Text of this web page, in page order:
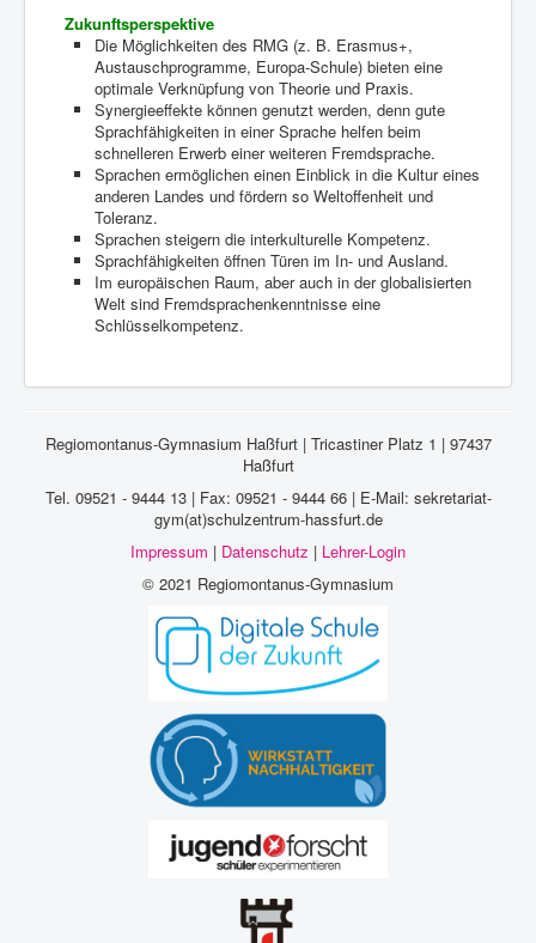
Zukunftsperspektive
Die Möglichkeiten des RMG (z. B. Erasmus+,
Austauschprogramme, Europa-Schule) bieten eine
optimale Verknüpfung von Theorie und Praxis.
Synergieeffekte können genutzt werden, denn gute
Sprachfähigkeiten in einer Sprache helfen beim
schnelleren Erwerb einer weiteren Fremdsprache.
Sprachen ermöglichen einen Einblick in die Kultur eines
anderen Landes und fördern so Weltoffenheit und
Toleranz.
Sprachen steigern die interkulturelle Kompetenz.
Sprachfähigkeiten öffnen Türen im In- und Ausland.
Im europäischen Raum, aber auch in der globalisierten
Welt sind Fremdsprachenkenntnisse eine
Schlüsselkompetenz.
Regiomontanus-Gymnasium Haßfurt | Tricastiner Platz 1 | 97437
Haßfurt
Tel. 09521 - 9444 13 | Fax: 09521 - 9444 66 | E-Mail: sekretariat-
gym(at)schulzentrum-hassfurt.de
Impressum | Datenschutz | Lehrer-Login
© 2021 Regiomontanus-Gymnasium